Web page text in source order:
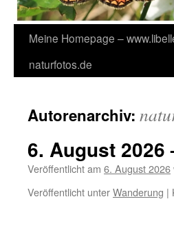
Meine Homepage –
naturfotos.de
Autorenarchiv:
6. August 2026
Veröffentlicht am 6. August 2026
Veröffentlicht unterWanderung |